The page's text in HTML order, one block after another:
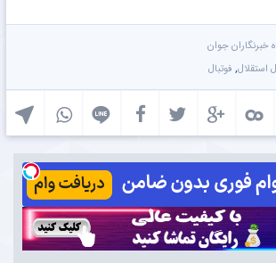
خبرنگاران جوان
استقلال, فوتبال